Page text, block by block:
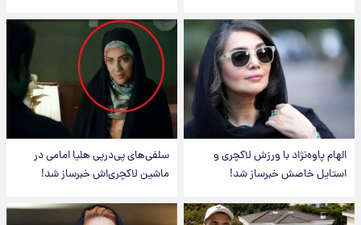
الهام پاوه‌نژاد با ورزش لاکچری و
استایل خاصش خبرساز شد!
سلفی‌های پی‌درپی هلیا امامی در
ماشین لاکچری‌اش خبرساز شد!